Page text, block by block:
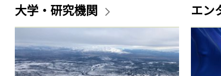
大学・研究機関 エン